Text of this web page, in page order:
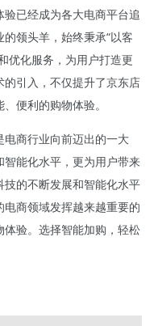
已经成为各大电商平台追
领头羊，始终秉承“以客
优化服务，为用户打造更
引入，不仅提升了京东店
便利的购物体验。
商行业向前迈出的一大
能化水平，更为用户带来
的不断发展和智能化水平
商领域发挥越来越重要的
验。选择智能加购，轻松